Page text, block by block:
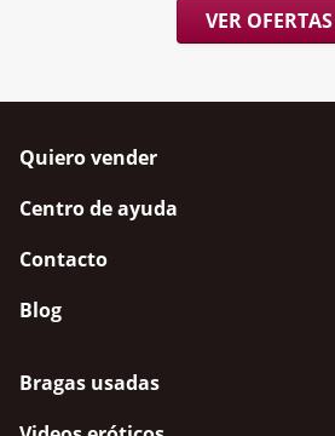
VER OFERTAS
Quiero vender
Centro de ayuda
Contacto
Blog
Bragas usadas